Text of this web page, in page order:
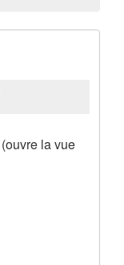
(ouvre la vue